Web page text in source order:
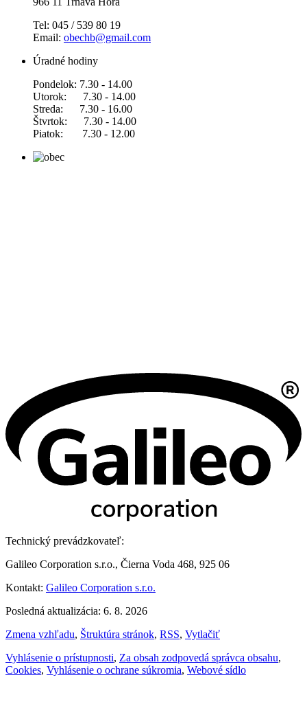
Tel: 045 / 539 80 19
Email: obechb@gmail.com
Úradné hodiny
Pondelok: 7.30 - 14.00
Utorok: 7.30 - 14.00
Streda: 7.30 - 16.00
Štvrtok: 7.30 - 14.00
Piatok: 7.30 - 12.00
Technický prevádzkovateľ:
Galileo Corporation s.r.o., Čierna Voda 468, 925 06
Kontakt: Galileo Corporation s.r.o.
Posledná aktualizácia: 6. 8. 2026
Zmena vzhľadu, Štruktúra stránok, RSS, Vytlačiť
Vyhlásenie o prístupnosti, Za obsah zodpovedá správca obsahu,
Cookies, Vyhlásenie o ochrane súkromia, Webové sídlo